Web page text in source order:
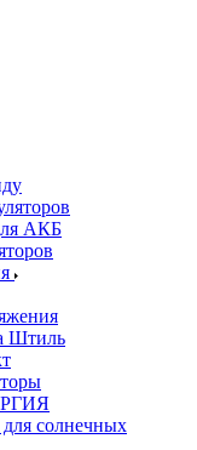
АКБ
Штиль
солнечных